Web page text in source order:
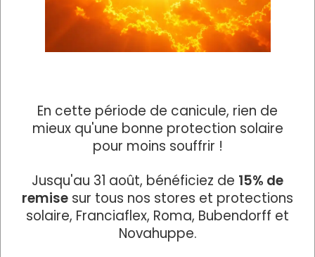
En cette période de canicule, rien de
mieux qu'une bonne protection solaire
pour moins souffrir !
Jusqu'au 31 août, bénéficiez de 15% de
remise sur tous nos stores et protections
solaire, Franciaflex, Roma, Bubendorff et
Novahuppe.